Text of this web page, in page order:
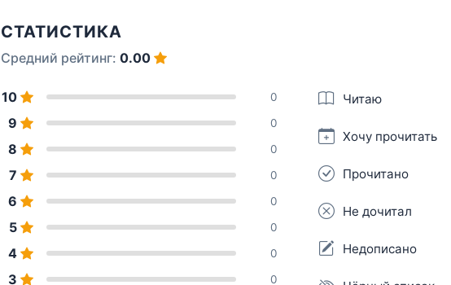
СТАТИСТИКА
Средний рейтинг: 0.00
10 0
9 0
8 0
7 0
6 0
5 0
4 0
3 0
Читаю
Хочу прочитать
Прочитано
Не дочитал
Недописано